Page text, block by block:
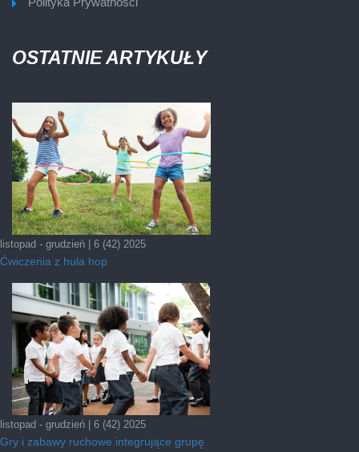
OSTATNIE ARTYKUŁY
listopad - grudzień | 6 (42) 2025
Ćwiczenia z hula hop
listopad - grudzień | 6 (42) 2025
Gry i zabawy ruchowe integrujące grupę